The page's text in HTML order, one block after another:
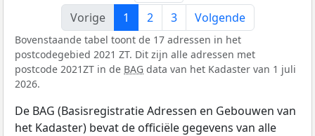
Vorige
1 2 3 Volgende
Bovenstaande tabel toont de 17 adressen in het
postcodegebied 2021 ZT. Dit zijn alle adressen met
postcode 2021ZT in de BAG data van het Kadaster van 1 juli
2026.
De BAG (Basisregistratie Adressen en Gebouwen van
het Kadaster) bevat de officiële gegevens van alle